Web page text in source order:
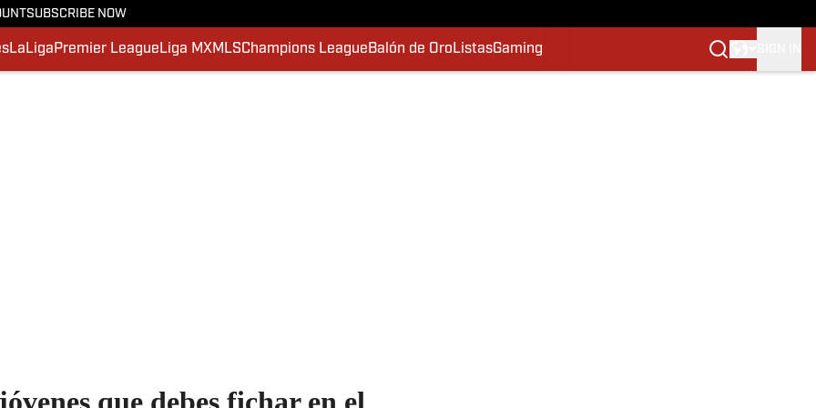
SUBSCRIBE NOW
LaLiga Premier League Liga MXMLSChampions League Balón de Oro ListasGaming